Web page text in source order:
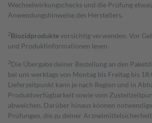
Wechselwirkungschecks und die Prüfung
Anwendungshinweise des Herstellers.
2Biozidproduktevorsichtig verwenden. Vor
und Produktinformationen lesen.
3Die Übergabe deiner Bestellung an den
bei uns werktags von Montag bis Freitag bis
Lieferzeitpunkt kann je nach Region und in
Produktverfügbarkeit sowie vom
abweichen. Darüber hinaus können
Prüfungen, die zu deiner